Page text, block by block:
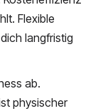
Flexible
langfristig
ab.
physischer